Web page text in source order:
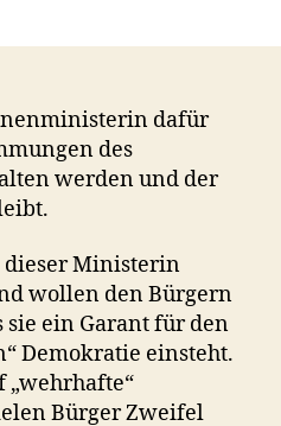
dafür
des
werden und der
Ministerin
wollen den Bürgern
sie ein Garant für den
Demokratie einsteht.
„wehrhafte“
Bürger Zweifel